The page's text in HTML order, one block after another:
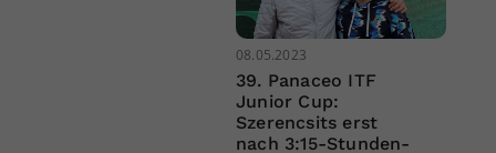
08.05.2023
39. Panaceo ITF
Junior Cup:
Szerencsits erst
nach 3:15-Stunden-